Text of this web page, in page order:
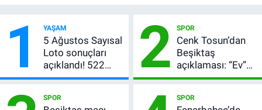
1 YAŞAM
5 Ağustos Sayısal
Loto sonuçları
açıklandı! 522
milyon TL devretti
2 SPOR
Cenk Tosun’dan
Beşiktaş
açıklaması: “Ev”
dedi, asıl mesajı
verdi
SPOR SPOR